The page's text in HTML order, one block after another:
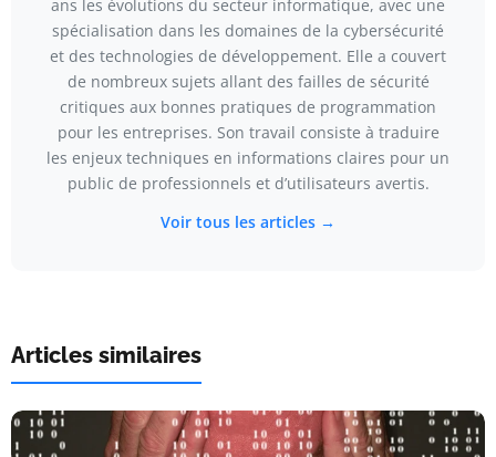
ans les évolutions du secteur informatique, avec une
spécialisation dans les domaines de la cybersécurité
et des technologies de développement. Elle a couvert
de nombreux sujets allant des failles de sécurité
critiques aux bonnes pratiques de programmation
pour les entreprises. Son travail consiste à traduire
les enjeux techniques en informations claires pour un
public de professionnels et d’utilisateurs avertis.
Voir tous les articles →
Articles similaires